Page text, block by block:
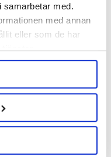
samarbetar med.
med annan
eller som de har
Post Cornelius Keg